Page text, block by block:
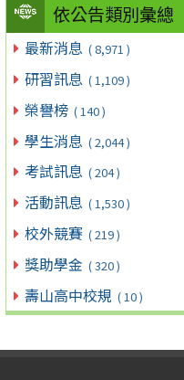
依公告類別彙總
最新消息 ( 8,971 )
研習訊息 ( 1,109 )
榮譽榜 ( 140 )
學生消息 ( 2,044 )
考試訊息 ( 204 )
活動訊息 ( 1,530 )
校外競賽 ( 219 )
獎助學金 ( 320 )
壽山高中校規 ( 10 )